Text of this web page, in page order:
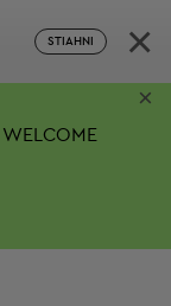
STIAHNI ×
WELCOME
×